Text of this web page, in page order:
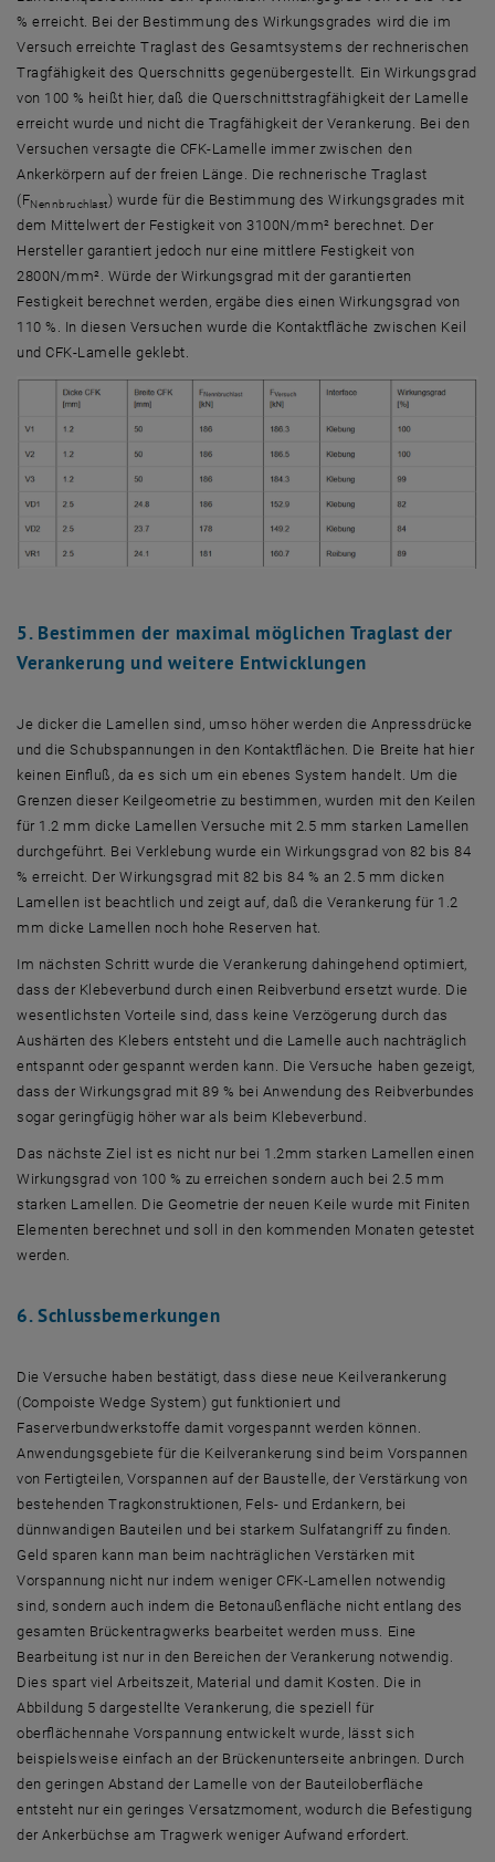
% erreicht. Bei der Bestimmung des Wirkungsgrades wird die im
Versuch erreichte Traglast des Gesamtsystems der rechnerischen
Tragfähigkeit des Querschnitts gegenübergestellt. Ein Wirkungsgrad
von 100 % heißt hier, daß die Querschnittstragfähigkeit der Lamelle
erreicht wurde und nicht die Tragfähigkeit der Verankerung. Bei den
Versuchen versagte die CFK-Lamelle immer zwischen den
Ankerkörpern auf der freien Länge. Die rechnerische Traglast
(FNennbruchlast) wurde für die Bestimmung des Wirkungsgrades mit
dem Mittelwert der Festigkeit von 3100N/mm² berechnet. Der
Hersteller garantiert jedoch nur eine mittlere Festigkeit von
2800N/mm². Würde der Wirkungsgrad mit der garantierten
Festigkeit berechnet werden, ergäbe dies einen Wirkungsgrad von
110 %. In diesen Versuchen wurde die Kontaktfläche zwischen Keil
und CFK-Lamelle geklebt.
5. Bestimmen der maximal möglichen Traglast der
Verankerung und weitere Entwicklungen
Je dicker die Lamellen sind, umso höher werden die Anpressdrücke
und die Schubspannungen in den Kontaktflächen. Die Breite hat hier
keinen Einfluß, da es sich um ein ebenes System handelt. Um die
Grenzen dieser Keilgeometrie zu bestimmen, wurden mit den Keilen
für 1.2 mm dicke Lamellen Versuche mit 2.5 mm starken Lamellen
durchgeführt. Bei Verklebung wurde ein Wirkungsgrad von 82 bis 84
% erreicht. Der Wirkungsgrad mit 82 bis 84 % an 2.5 mm dicken
Lamellen ist beachtlich und zeigt auf, daß die Verankerung für 1.2
mm dicke Lamellen noch hohe Reserven hat.
Im nächsten Schritt wurde die Verankerung dahingehend optimiert,
dass der Klebeverbund durch einen Reibverbund ersetzt wurde. Die
wesentlichsten Vorteile sind, dass keine Verzögerung durch das
Aushärten des Klebers entsteht und die Lamelle auch nachträglich
entspannt oder gespannt werden kann. Die Versuche haben gezeigt,
dass der Wirkungsgrad mit 89 % bei Anwendung des Reibverbundes
sogar geringfügig höher war als beim Klebeverbund.
Das nächste Ziel ist es nicht nur bei 1.2mm starken Lamellen einen
Wirkungsgrad von 100 % zu erreichen sondern auch bei 2.5 mm
starken Lamellen. Die Geometrie der neuen Keile wurde mit Finiten
Elementen berechnet und soll in den kommenden Monaten getestet
werden.
6. Schlussbemerkungen
Die Versuche haben bestätigt, dass diese neue Keilverankerung
(Compoiste Wedge System) gut funktioniert und
Faserverbundwerkstoffe damit vorgespannt werden können.
Anwendungsgebiete für die Keilverankerung sind beim Vorspannen
von Fertigteilen, Vorspannen auf der Baustelle, der Verstärkung von
bestehenden Tragkonstruktionen, Fels- und Erdankern, bei
dünnwandigen Bauteilen und bei starkem Sulfatangriff zu finden.
Geld sparen kann man beim nachträglichen Verstärken mit
Vorspannung nicht nur indem weniger CFK-Lamellen notwendig
sind, sondern auch indem die Betonaußenfläche nicht entlang des
gesamten Brückentragwerks bearbeitet werden muss. Eine
Bearbeitung ist nur in den Bereichen der Verankerung notwendig.
Dies spart viel Arbeitszeit, Material und damit Kosten. Die in
Abbildung 5 dargestellte Verankerung, die speziell für
oberflächennahe Vorspannung entwickelt wurde, lässt sich
beispielsweise einfach an der Brückenunterseite anbringen. Durch
den geringen Abstand der Lamelle von der Bauteiloberfläche
entsteht nur ein geringes Versatzmoment, wodurch die Befestigung
der Ankerbüchse am Tragwerk weniger Aufwand erfordert.